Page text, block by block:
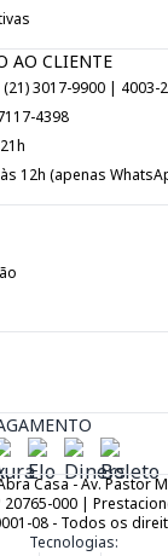
AO CLIENTE
3017-9900 | 4003-
4398
12h (apenas
Casa - Av. Pastor
20765-000 |
08 - Todos os
Tecnologias: